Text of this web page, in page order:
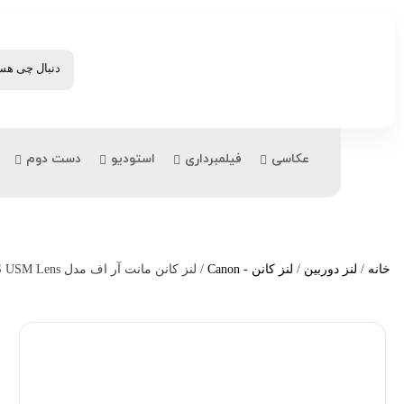
عکاسی فیلمبرداری استودیو دست دوم
خانه / لنز دوربین / لنز کانن - Canon / لنز کانن مانت آر اف مدل Canon RF 14-35mm f/4 L IS USM Lens